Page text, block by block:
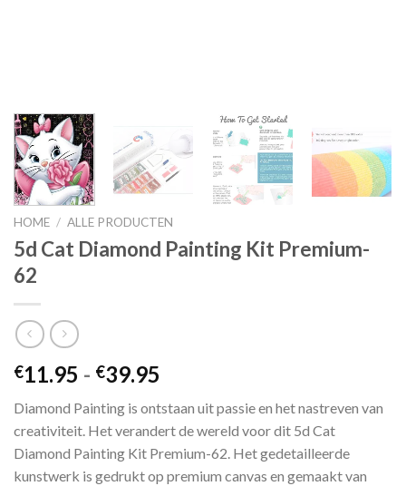
HOME / ALLE PRODUCTEN
5d Cat Diamond Painting Kit Premium-
62
€11.95 - €39.95
tot
€39.95
Diamond Painting is ontstaan ​​uit passie en het nastreven van
creativiteit. Het verandert de wereld voor dit 5d Cat
Diamond Painting Kit Premium-62. Het gedetailleerde
kunstwerk is gedrukt op premium canvas en gemaakt van